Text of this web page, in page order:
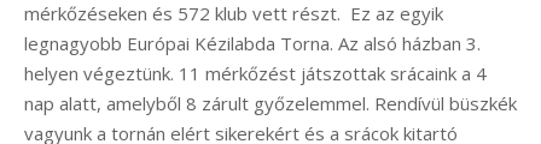
mérkőzéseken és 572 klub vett részt. Ez az egyik
legnagyobb Európai Kézilabda Torna. Az alsó házban 3.
helyen végeztünk. 11 mérkőzést játszottak srácaink a 4
nap alatt, amelyből 8 zárult győzelemmel. Rendívül büszkék
vagyunk a tornán elért sikerekért és a srácok kitartó